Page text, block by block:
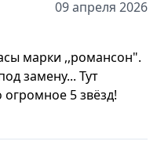
09 апреля 2026
марки ,,романсон".
замену... Тут
5 звёзд!